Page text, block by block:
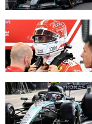
5 Canada GP
6 Monaco GP